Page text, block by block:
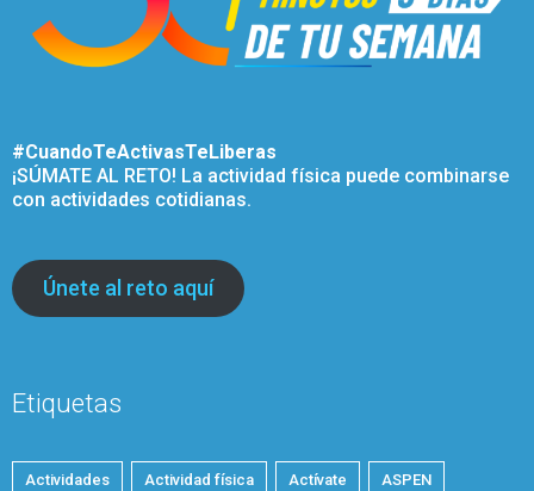
#CuandoTeActivasTeLiberas
¡SÚMATE AL RETO! La actividad física puede combinarse
con actividades cotidianas.
Únete al reto aquí
Etiquetas
Actividades Actividad física Actívate ASPEN